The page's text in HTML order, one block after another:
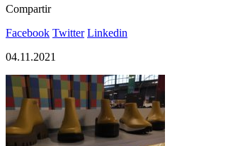
Compartir
Facebook Twitter Linkedin
04.11.2021